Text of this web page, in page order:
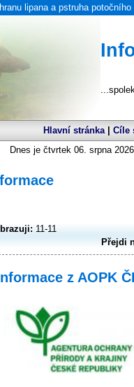
lipana a pstruha potočního
Hlavní stránka| Cíle
Dnes je čtvrtek 06. srpna
11-11
Přejdi
z AOPK